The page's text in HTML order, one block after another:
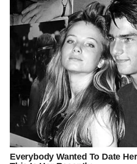
Na finansijskom planu dolazi do
dodatna zarada, uspješno
novca koji ste već smatrali
period za planiranje budućih
nagrađivanje sebe zbog svega što
Vaša najveća snaga u ovom periodu
samopouzdanje. Kada vjerujete u
koje mogu promijeniti vaš život.
Zvijezde vas podsjećaju da ne
svemu što imate. Upravo zahvalnost